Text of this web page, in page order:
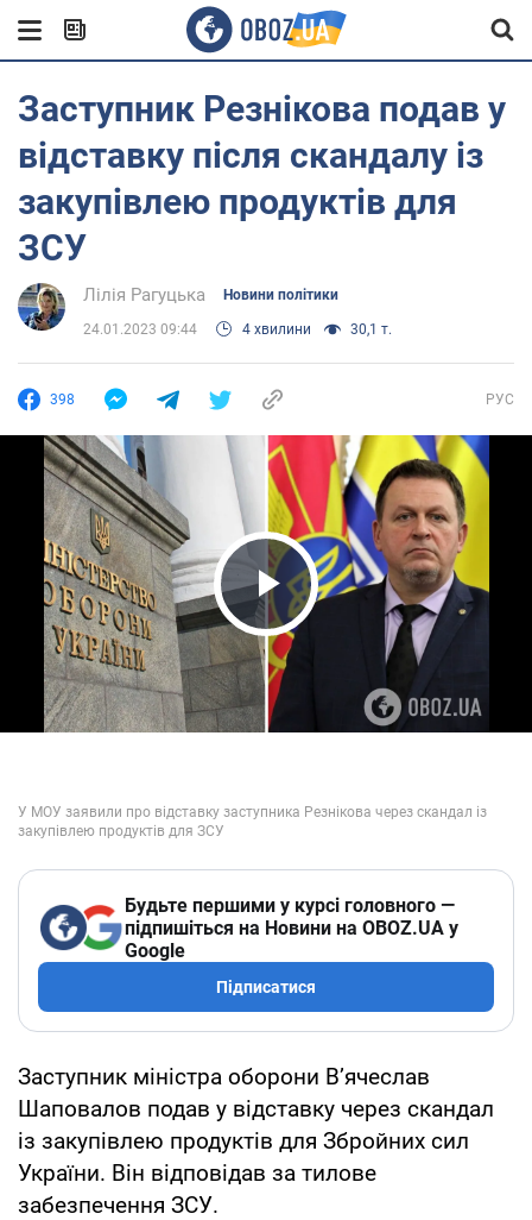
Заступник Резнікова подав у
відставку після скандалу із
закупівлею продуктів для
ЗСУ
Лілія Рагуцька Новини політики
24.01.2023 09:44 4 хвилини 30,1 т.
398 РУС
Play Video
Будьте першими у курсі головного —
підпишіться на Новини на OBOZ.UA у
Google
Підписатися
Заступник міністра оборони В’ячеслав
Шаповалов подав у відставку через скандал
із закупівлею продуктів для Збройних сил
України. Він відповідав за тилове
забезпечення ЗСУ.